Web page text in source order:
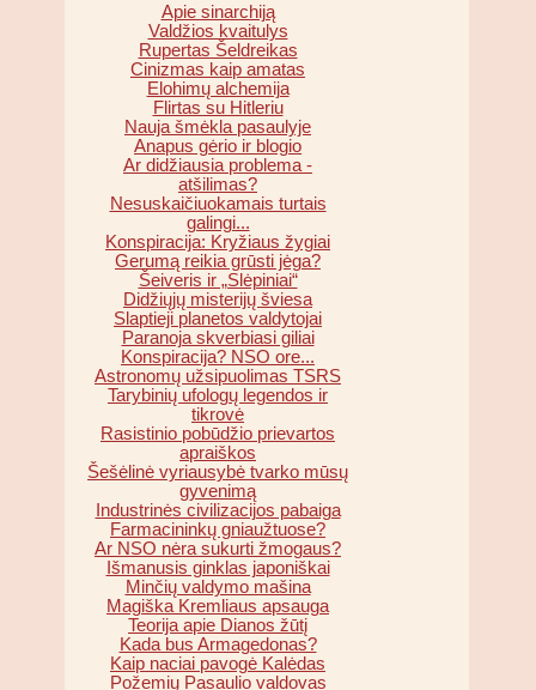
Apie sinarchiją
Valdžios kvaitulys
Rupertas Šeldreikas
Cinizmas kaip amatas
Elohimų alchemija
Flirtas su Hitleriu
Nauja šmėkla pasaulyje
Anapus gėrio ir blogio
Ar didžiausia problema -
atšilimas?
Nesuskaičiuokamais turtais
galingi...
Konspiracija: Kryžiaus žygiai
Gerumą reikia grūsti jėga?
Šeiveris ir „Slėpiniai“
Didžiųjų misterijų šviesa
Slaptieji planetos valdytojai
Paranoja skverbiasi giliai
Konspiracija? NSO ore...
Astronomų užsipuolimas TSRS
Tarybinių ufologų legendos ir
tikrovė
Rasistinio pobūdžio prievartos
apraiškos
Šešėlinė vyriausybė tvarko mūsų
gyvenimą
Industrinės civilizacijos pabaiga
Farmacininkų gniaužtuose?
Ar NSO nėra sukurti žmogaus?
Išmanusis ginklas japoniškai
Minčių valdymo mašina
Magiška Kremliaus apsauga
Teorija apie Dianos žūtį
Kada bus Armagedonas?
Kaip naciai pavogė Kalėdas
Požemių Pasaulio valdovas